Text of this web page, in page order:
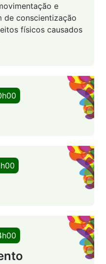
e
de conscientização
físicos causados